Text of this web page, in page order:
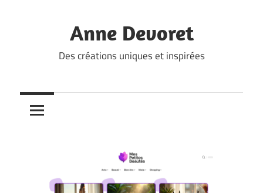
Anne Devoret
Des créations uniques et inspirées